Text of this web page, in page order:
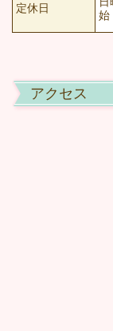
定休日
始
アクセス